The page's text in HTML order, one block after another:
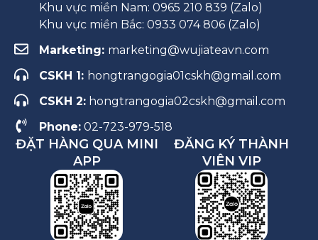
Khu vực miền Nam: 0965 210 839 (Zalo)
Khu vực miền Bắc: 0933 074 806 (Zalo)
Marketing: marketing@wujiateavn.com
CSKH 1: hongtrangogia01cskh@gmail.com
CSKH 2: hongtrangogia02cskh@gmail.com
Phone: 02-723-979-518
ĐẶT HÀNG QUA MINI
APP
ĐĂNG KÝ THÀNH
VIÊN VIP